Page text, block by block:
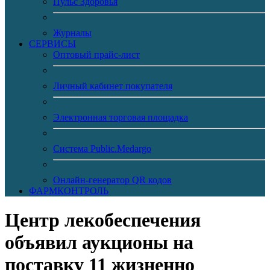
Журналы
CЕРВИСЫ
Оптовый прайс-лист
Личный кабинет покупателя
Электронная торговая площадка
Система Public.Medargo
Онлайн-генератор QR кодов
ФАРМКОНТРОЛЬ
Центр лекобеспечения
объявил аукционы на
поставку 11 жизненно